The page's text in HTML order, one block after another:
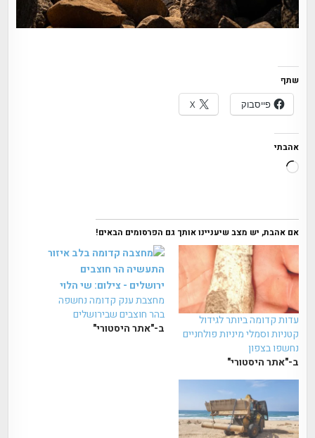
שתף
פייסבוק
X
אהבתי
טוען...
אם אהבת, יש מצב שיעניינו אותך גם הפרסומים הבאים!
עדות קדומה ביותר לגידול
קטניות וסמלי מיניות פולחניים
נחשפו בצפון
ב-"אתר היסטורי"
מחצבת ענק קדומה נחשפה
בהר חוצבים שבירושלים
ב-"אתר היסטורי"